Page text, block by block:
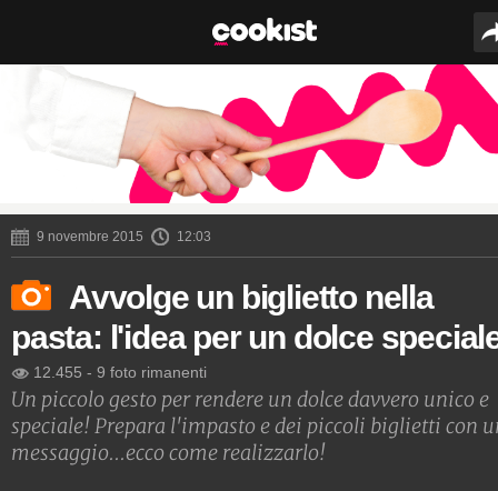
9 novembre 2015 12:03
Avvolge un biglietto nella
pasta: l'idea per un dolce
12.455 - 9 foto rimanenti
Un piccolo gesto per rendere un dolce davvero unico e
speciale! Prepara l'impasto e dei piccoli biglietti con
messaggio...ecco come realizzarlo!